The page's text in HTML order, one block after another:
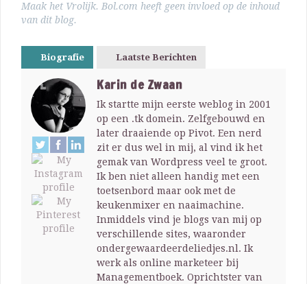
Maak het Vrolijk. Bol.com heeft geen invloed op de inhoud
van dit blog.
Biografie Laatste Berichten
Karin de Zwaan
Ik startte mijn eerste weblog in 2001
op een .tk domein. Zelfgebouwd en
later draaiende op Pivot. Een nerd
zit er dus wel in mij, al vind ik het
gemak van Wordpress veel te groot.
Ik ben niet alleen handig met een
toetsenbord maar ook met de
keukenmixer en naaimachine.
Inmiddels vind je blogs van mij op
verschillende sites, waaronder
ondergewaardeerdeliedjes.nl. Ik
werk als online marketeer bij
Managementboek. Oprichtster van